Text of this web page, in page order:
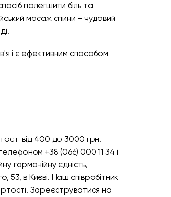
полегшити біль та
масаж спини – чудовий
і є ефективним способом
від 400 до 3000 грн.
+38 (066) 000 11 34 i
гармонійну єдність,
53, в Києві. Наш співробітник
Зареєструватися на